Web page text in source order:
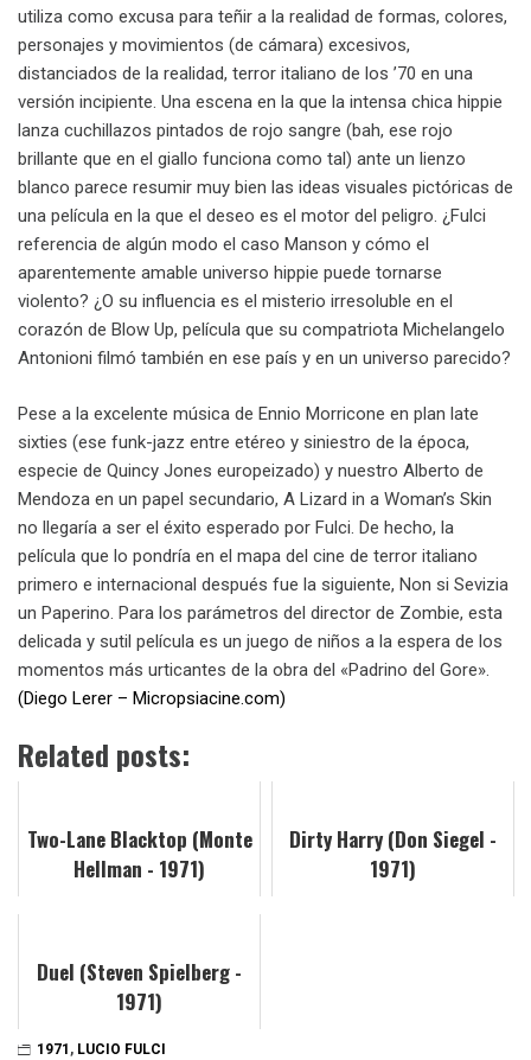
utiliza como excusa para teñir a la realidad de formas, colores,
personajes y movimientos (de cámara) excesivos,
distanciados de la realidad, terror italiano de los ’70 en una
versión incipiente. Una escena en la que la intensa chica hippie
lanza cuchillazos pintados de rojo sangre (bah, ese rojo
brillante que en el giallo funciona como tal) ante un lienzo
blanco parece resumir muy bien las ideas visuales pictóricas de
una película en la que el deseo es el motor del peligro. ¿Fulci
referencia de algún modo el caso Manson y cómo el
aparentemente amable universo hippie puede tornarse
violento? ¿O su influencia es el misterio irresoluble en el
corazón de Blow Up, película que su compatriota Michelangelo
Antonioni filmó también en ese país y en un universo parecido?
Pese a la excelente música de Ennio Morricone en plan late
sixties (ese funk-jazz entre etéreo y siniestro de la época,
especie de Quincy Jones europeizado) y nuestro Alberto de
Mendoza en un papel secundario, A Lizard in a Woman’s Skin
no llegaría a ser el éxito esperado por Fulci. De hecho, la
película que lo pondría en el mapa del cine de terror italiano
primero e internacional después fue la siguiente, Non si Sevizia
un Paperino. Para los parámetros del director de Zombie, esta
delicada y sutil película es un juego de niños a la espera de los
momentos más urticantes de la obra del «Padrino del Gore».
(Diego Lerer – Micropsiacine.com)
Related posts:
Two-Lane Blacktop (Monte
Hellman - 1971)
Dirty Harry (Don Siegel -
1971)
Duel (Steven Spielberg -
1971)
1971 , LUCIO FULCI